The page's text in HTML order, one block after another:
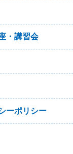
・講習会
ーポリシー